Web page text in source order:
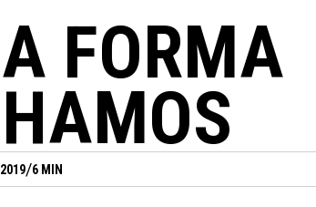
FORMA
/6 MIN
OU UM ESCRITÓRIO